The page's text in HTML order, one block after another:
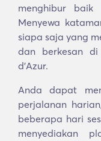
menghibur baik
Menyewa
siapa saja yang
dan berkesan di
d'Azur.
Anda dapat
perjalanan
beberapa hari
menyediakan